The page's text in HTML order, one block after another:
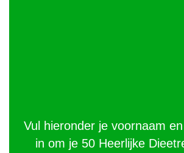
Vul hieronder je voornaam
in om je 50 Heerlijke